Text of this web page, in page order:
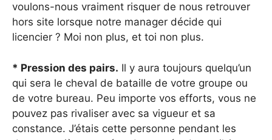
voulons-nous vraiment risquer de nous retrouver
hors site lorsque notre manager décide qui
licencier ? Moi non plus, et toi non plus.
* Pression des pairs. Il y aura toujours quelqu’un
qui sera le cheval de bataille de votre groupe ou
de votre bureau. Peu importe vos efforts, vous ne
pouvez pas rivaliser avec sa vigueur et sa
constance. J’étais cette personne pendant les